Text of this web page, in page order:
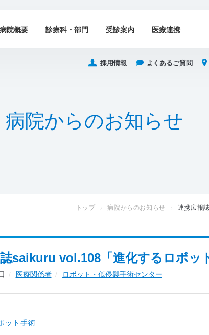
病院概要 診療科・部門 受診案内 医療連携
採用情報 よくあるご質問
病院からのお知 らせ
トップ 病院からのお知らせ 連携広報
saikuru vol.108「進化するロボッ
医療関係者 ロボット・低侵襲⼿術センター
ット手術